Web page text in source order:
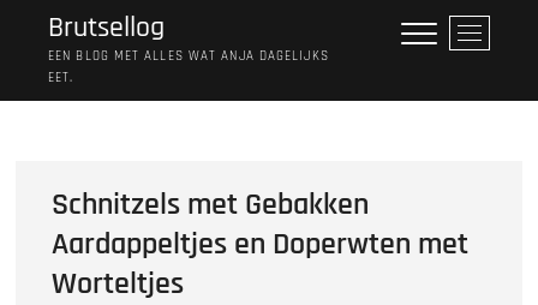
Brutsellog
EEN BLOG MET ALLES WAT ANJA DAGELIJKS
EET.
M
e
Schnitzels met Gebakken
Aardappeltjes en Doperwten met
Worteltjes